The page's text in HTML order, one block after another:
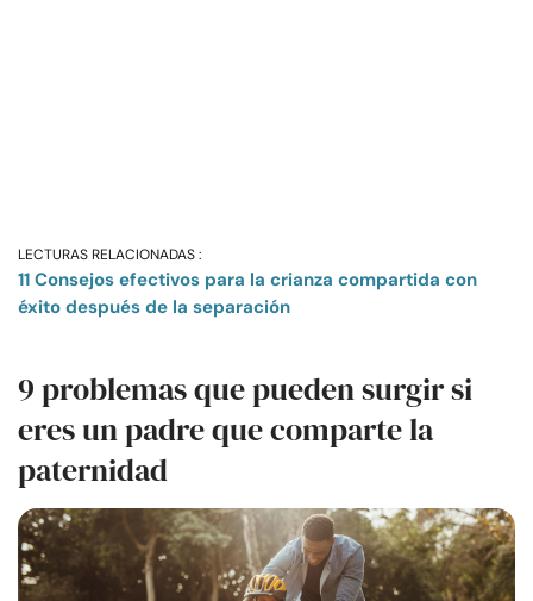
LECTURAS RELACIONADAS :
11 Consejos efectivos para la crianza compartida con
éxito después de la separación
9 problemas que pueden surgir si
eres un padre que comparte la
paternidad